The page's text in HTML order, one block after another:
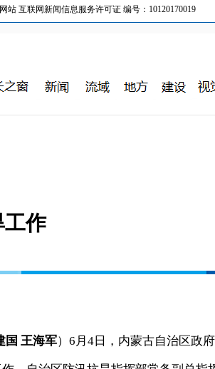
互联网新闻信息服务许可证 编号：10120170019
工作
国 王海军）6月4日，内蒙古自治区政